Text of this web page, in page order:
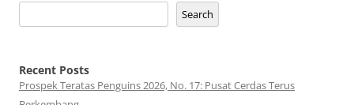
Search
Recent Posts
Prospek Teratas Penguins 2026, No. 17: Pusat Cerdas Terus